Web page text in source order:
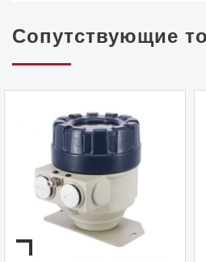
Сопутствующие